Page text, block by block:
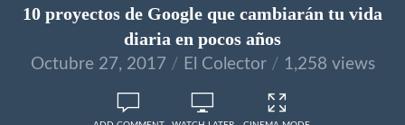
10 proyectos de Google que cambiarán tu vida
diaria en pocos años
Octubre 27, 2017 El Colector 1,258 views